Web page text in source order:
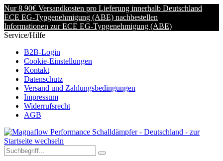
Nur 8.90€ Versandkosten pro Lieferung innerhalb Deutschland
ECE EG-Typgenehmigung (ABE) nachbestellen
Informationen zur ECE EG-Typgenehmigung (ABE)
Service/Hilfe
B2B-Login
Cookie-Einstellungen
Kontakt
Datenschutz
Versand und Zahlungsbedingungen
Impressum
Widerrufsrecht
AGB